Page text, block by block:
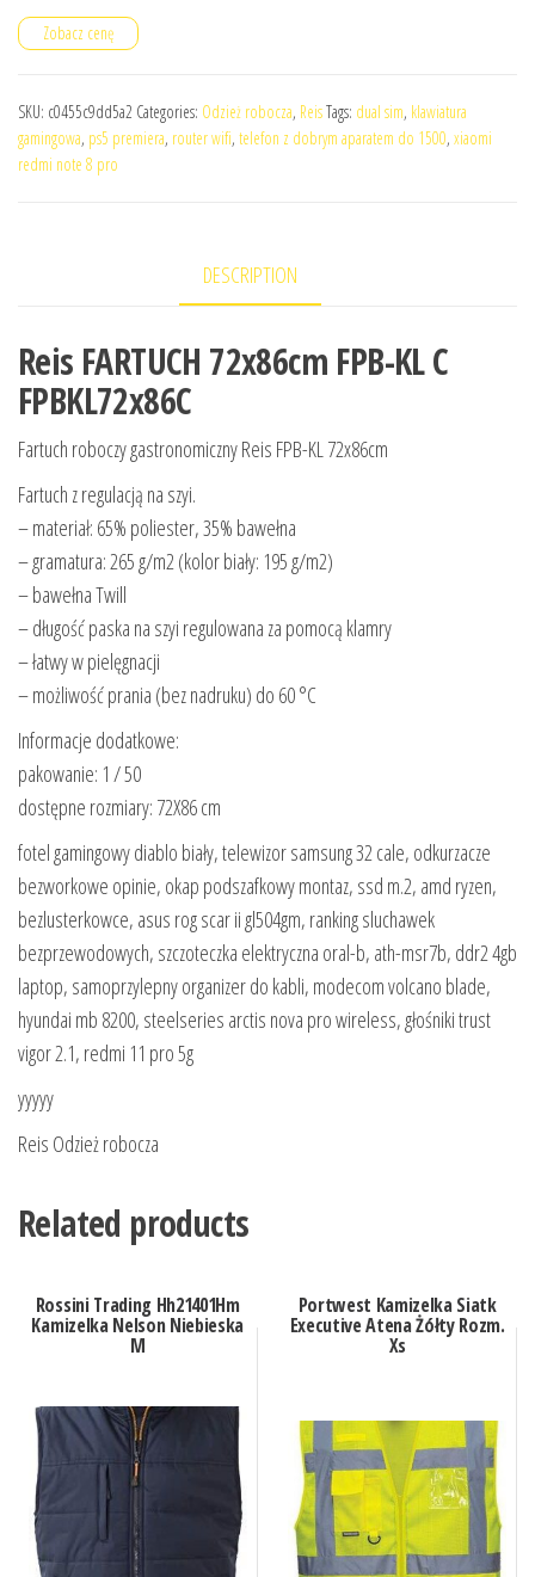
Zobacz cenę
SKU: c0455c9dd5a2 Categories: Odzież robocza, ReisTags: dual sim, klawiatura
gamingowa, ps5 premiera, router wifi, telefon z dobrym aparatem do 1500, xiaomi
redmi note 8 pro
DESCRIPTION
Reis FARTUCH 72x86cm FPB-KL C
FPBKL72x86C
Fartuch roboczy gastronomiczny Reis FPB-KL 72x86cm
Fartuch z regulacją na szyi.
– materiał: 65% poliester, 35% bawełna
– gramatura: 265 g/m2 (kolor biały: 195 g/m2)
– bawełna Twill
– długość paska na szyi regulowana za pomocą klamry
– łatwy w pielęgnacji
– możliwość prania (bez nadruku) do 60 °C
Informacje dodatkowe:
pakowanie: 1 / 50
dostępne rozmiary: 72X86 cm
fotel gamingowy diablo biały, telewizor samsung 32 cale, odkurzacze
bezworkowe opinie, okap podszafkowy montaz, ssd m.2, amd ryzen,
bezlusterkowce, asus rog scar ii gl504gm, ranking sluchawek
bezprzewodowych, szczoteczka elektryczna oral-b, ath-msr7b, ddr2 4gb
laptop, samoprzylepny organizer do kabli, modecom volcano blade,
hyundai mb 8200, steelseries arctis nova pro wireless, głośniki trust
vigor 2.1, redmi 11 pro 5g
yyyyy
Reis Odzież robocza
Related products
Rossini Trading Hh21401Hm
Kamizelka Nelson Niebieska
M
Portwest Kamizelka Siatk
Executive Atena Żółty Rozm.
Xs